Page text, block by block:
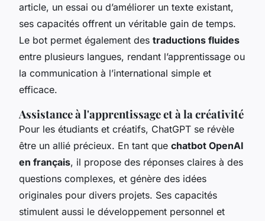
article, un essai ou d’améliorer un texte existant,
ses capacités offrent un véritable gain de temps.
Le bot permet également des traductions fluides
entre plusieurs langues, rendant l’apprentissage ou
la communication à l’international simple et
efficace.
Assistance à l'apprentissage et à la créativité
Pour les étudiants et créatifs, ChatGPT se révèle
être un allié précieux. En tant que chatbot OpenAI
en français, il propose des réponses claires à des
questions complexes, et génère des idées
originales pour divers projets. Ses capacités
stimulent aussi le développement personnel et